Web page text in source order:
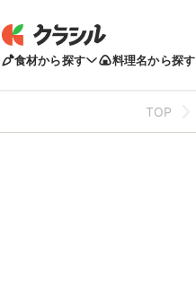
食材から探す 料理名から探す
TOP